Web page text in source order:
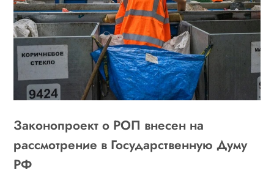
Законопроект о РОП внесен на
рассмотрение в Государственную Думу
РФ